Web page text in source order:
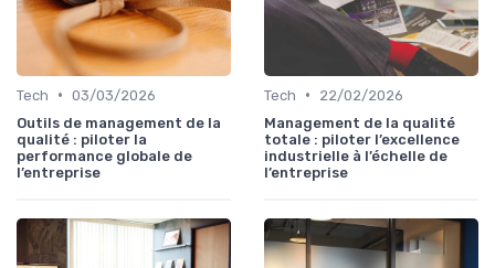
Tech • 03/03/2026
Outils de management de la
qualité : piloter la
performance globale de
l’entreprise
Tech •
22/02/2026
Management de la qualité
totale : piloter l’excellence
industrielle à l’échelle de
l’entreprise